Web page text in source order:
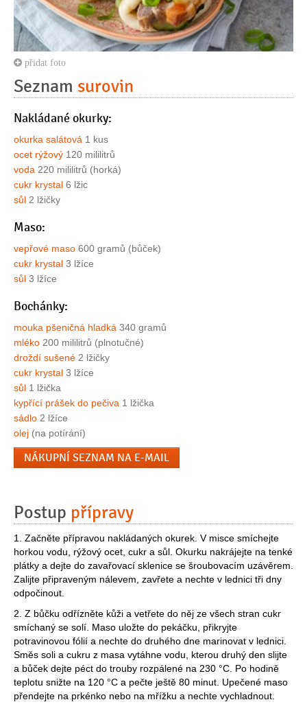
přidat foto
Seznam surovin
Nakládané okurky:
okurka salátová 1 kus
ocet rýžový 120 mililitrů
voda 220 mililitrů (horká)
cukr krystal 6 lžic
sůl 2 lžičky
Maso:
vepřové maso 600 gramů (bůček)
cukr krystal 3 lžíce
sůl 3 lžíce
Bochánky:
mouka pšeničná hladká 340 gramů
mléko 200 mililitrů (plnotučné)
droždí sušené 2 lžičky
cukr krystal 3 lžíce
sůl 1 lžička
kypřící prášek do pečiva 1 lžička
sádlo 2 lžíce
olej (na potírání)
NÁKUPNÍ SEZNAM NA E-MAIL
Postup přípravy
1. Začněte přípravou nakládaných okurek. V misce smíchejte
horkou vodu, rýžový ocet, cukr a sůl. Okurku nakrájejte na tenké
plátky a dejte do zavařovací sklenice se šroubovacím uzávěrem.
Zalijte připraveným nálevem, zavřete a nechte v lednici tři dny
odpočinout.
2. Z bůčku odřízněte kůži a vetřete do něj ze všech stran cukr
smíchaný se solí. Maso uložte do pekáčku, přikryjte
potravinovou fólií a nechte do druhého dne marinovat v lednici.
Směs soli a cukru z masa vytáhne vodu, kterou druhý den slijte
a bůček dejte péct do trouby rozpálené na 230 °C. Po hodině
teplotu snižte na 120 °C a pečte ještě 80 minut. Upečené maso
přendejte na prkénko nebo na mřížku a nechte vychladnout.